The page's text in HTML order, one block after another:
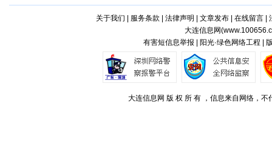
关于我们 服务条款 法律声明 文章发布| 在线留言|
大连信息网(
有害短信息举报 | 阳光·绿色网络工程 |
大连信息网 版 权 所 有 ，信息来自网络，